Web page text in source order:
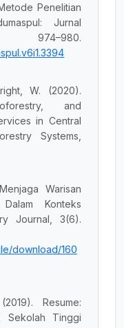
Penelitian
Jurnal
W. (2020).
and
in Central
Systems,
Warisan
Konteks
Journal, 3(6).
download/160
Resume:
Sekolah Tinggi